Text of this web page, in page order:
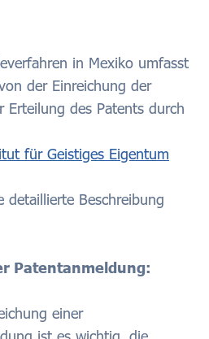
in Mexiko umfasst
der Einreichung der
Erteilung des Patents durch
für Geistiges Eigentum
detaillierte Beschreibung
Patentanmeldung:
einer